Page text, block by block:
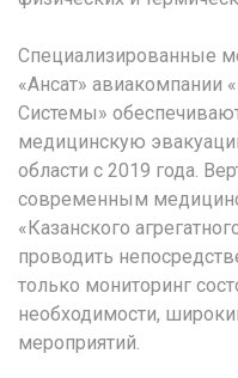
Специализированные
«Ансат» авиакомпании
Системы»
медицинскую
области с 2019 года.
современным
«Казанского
проводить
только мониторинг
необходимости,
мероприятий.